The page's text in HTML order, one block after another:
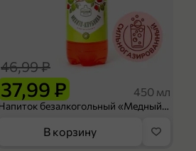
37,99 ₽
46,99 ₽
450 мл
Напиток безалкогольный «Медный Великан» Мохито-клубника, 450 мл
В корзину